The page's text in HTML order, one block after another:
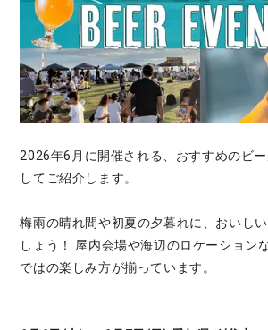
2026年6月に開催される、おすすめのビ
してご紹介します。
梅雨の晴れ間や初夏の夕暮れに、おいし
しょう！ 屋内会場や海辺のロケーション
ではの楽しみ方が揃っています。